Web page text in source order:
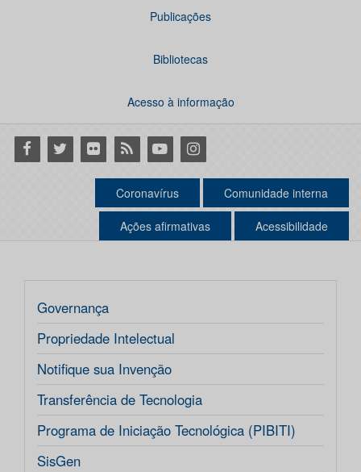
Publicações
Bibliotecas
Acesso à informação
Facebook
Twitter Flickr RSS YoutubeInstagram
Coronavírus Comunidade interna
Ações afirmativas Acessibilidade
Governança
Propriedade Intelectual
Notifique sua Invenção
Transferência de Tecnologia
Programa de Iniciação Tecnológica (PIBITI)
SisGen